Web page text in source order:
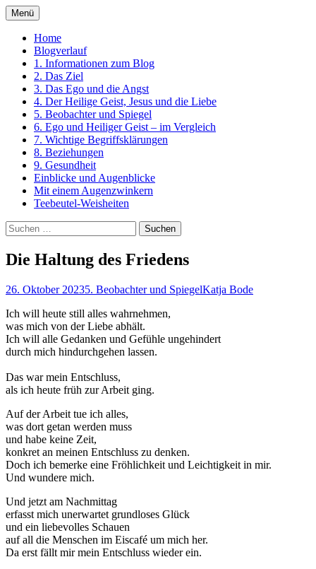
Zum
Inhalt
springen
Ein Kurs in Wundern
Menü
Home
Blogverlauf
1. Informationen zum Blog
2. Das Ziel
3. Das Ego und die Angst
4. Der Heilige Geist, Jesus und die Liebe
5. Beobachter und Spiegel
6. Ego und Heiliger Geist – im Vergleich
7. Wichtige Begriffsklärungen
8. Beziehungen
9. Gesundheit
Einblicke und Augenblicke
Mit einem Augenzwinkern
Teebeutel-Weisheiten
Suchen
nach:
Die Haltung des Friedens
26. Oktober 20235. Beobachter und SpiegelKatja Bode
Ich will heute still alles wahrnehmen,
was mich von der Liebe abhält.
Ich will alle Gedanken und Gefühle ungehindert
durch mich hindurchgehen lassen.
Das war mein Entschluss,
als ich heute früh zur Arbeit ging.
Auf der Arbeit tue ich alles,
was dort getan werden muss
und habe keine Zeit,
konkret an meinen Entschluss zu denken.
Doch ich bemerke eine Fröhlichkeit und Leichtigkeit in mir.
Und wundere mich.
Und jetzt am Nachmittag
erfasst mich unerwartet grundloses Glück
und ein liebevolles Schauen
auf all die Menschen im Eiscafé um mich her.
Da erst fällt mir mein Entschluss wieder ein.